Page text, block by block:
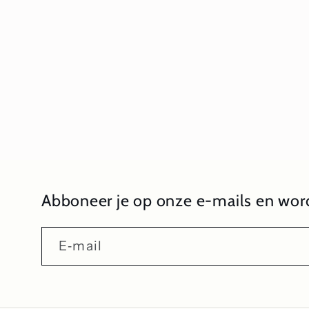
Abboneer je op onze e-mails en
E‑mail